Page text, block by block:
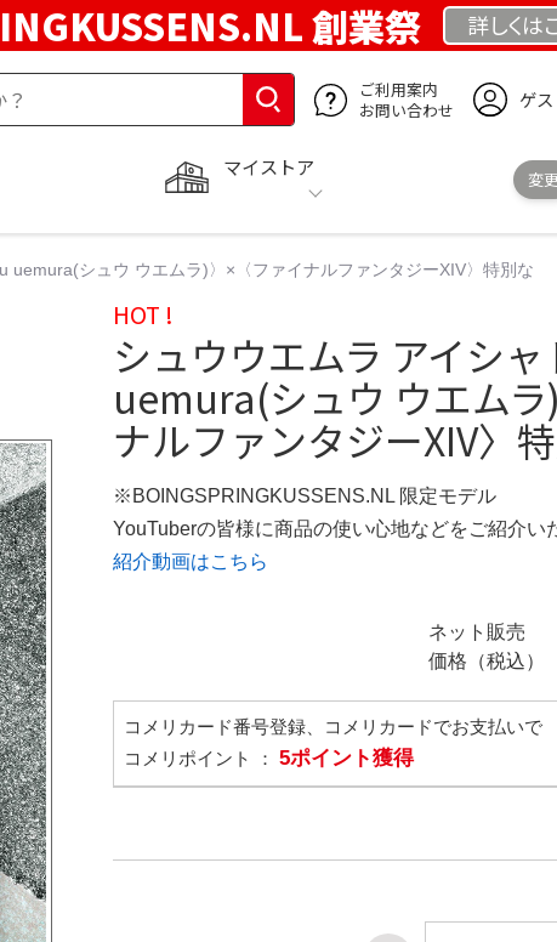
創業祭 詳しくは
ご利用案内
お問い合わせ
ゲ
マイストア
変更
uemura(シュウ ウエムラ)〉×〈ファイナルファンタジーXIV〉特別な
HOT !
シュウウエムラ アイシ
uemura(シュウ ウエム
ナルファンタジーXIV〉
※BOINGSPRINGKUSSENS.NL 限定モデル
YouTuberの皆様に商品の使い心地などをご紹介い
紹介動画はこちら
ネット販売
価格（税込）
コメリカード番号登録、コメリカードでお支払いで
コメリポイント ： 5ポイント獲得